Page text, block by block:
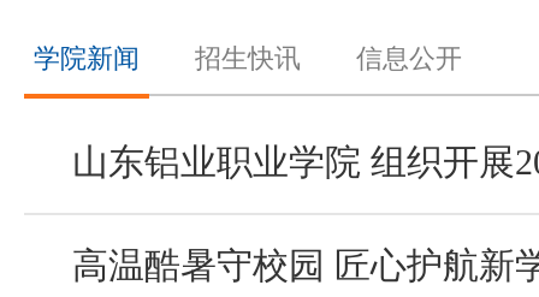
学院新闻 招生快讯 信息公开
山东铝业职业学院 组织开展2026年
高温酷暑守校园 匠心护航新